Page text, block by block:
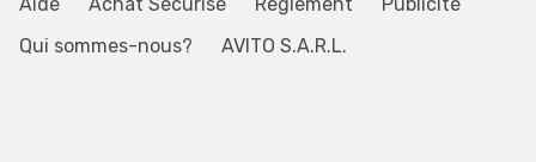
Qui sommes-nous?
AVITO S.A.R.L.